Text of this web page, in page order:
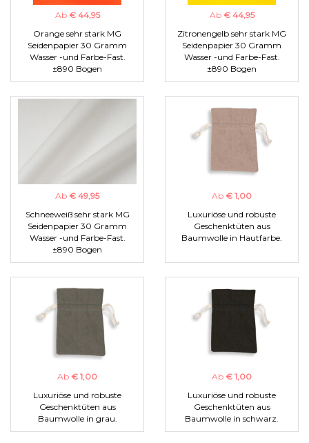
Ab € 44,95
Orange sehr stark MG
Seidenpapier 30 Gramm
Wasser -und Farbe-Fast.
±890 Bogen
Ab € 44,95
Zitronengelb sehr stark MG
Seidenpapier 30 Gramm
Wasser -und Farbe-Fast.
±890 Bogen
Ab € 49,95
Schneeweiß sehr stark MG
Seidenpapier 30 Gramm
Wasser -und Farbe-Fast.
±890 Bogen
Ab € 1,00
Luxuriöse und robuste
Geschenktüten aus
Baumwolle in Hautfarbe.
Ab € 1,00
Luxuriöse und robuste
Geschenktüten aus
Baumwolle in grau.
Ab € 1,00
Luxuriöse und robuste
Geschenktüten aus
Baumwolle in schwarz.